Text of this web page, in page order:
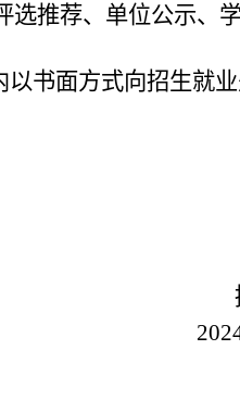
选推荐、 单位公示、
书面方式向招生就业